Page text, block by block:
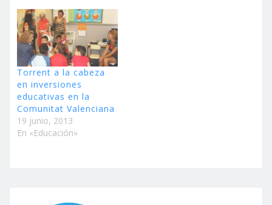
Torrent a la cabeza
en inversiones
educativas en la
Comunitat Valenciana
19 junio, 2013
En «Educación»